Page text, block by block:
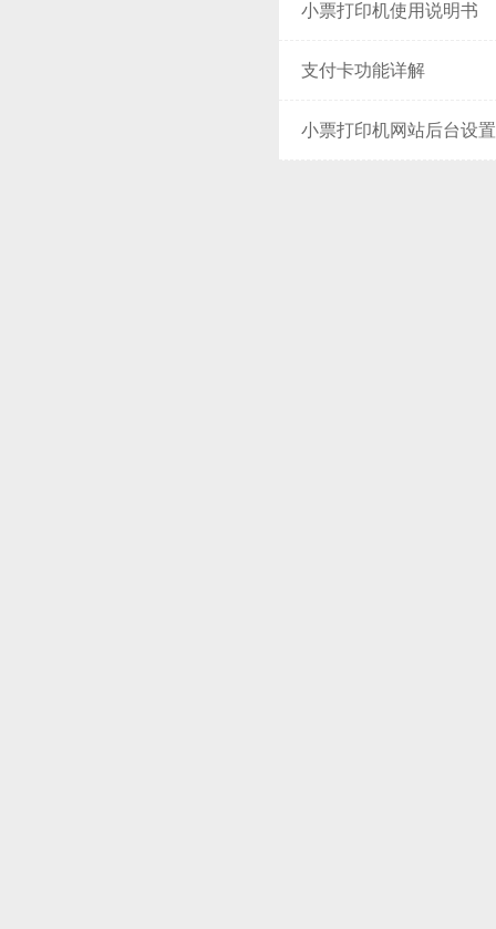
小票打印机使用说明书
支付卡功能详解
小票打印机网站后台设